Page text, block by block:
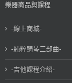
樂器商品與課程
-線上商城-
-純粹購琴三部曲-
-吉他課程介紹-